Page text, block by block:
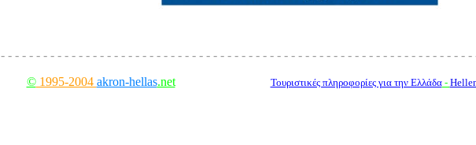
- - - - - - - - - - - - - - - - - - - - - - - - - - - - - - - - - - - - - - - - - - - - - - - - - - - - - - - - - - - - - - - - - -
©1995-2004 akron-hellas.net Τουριστικές πληροφορίες για την Eλλάδα-